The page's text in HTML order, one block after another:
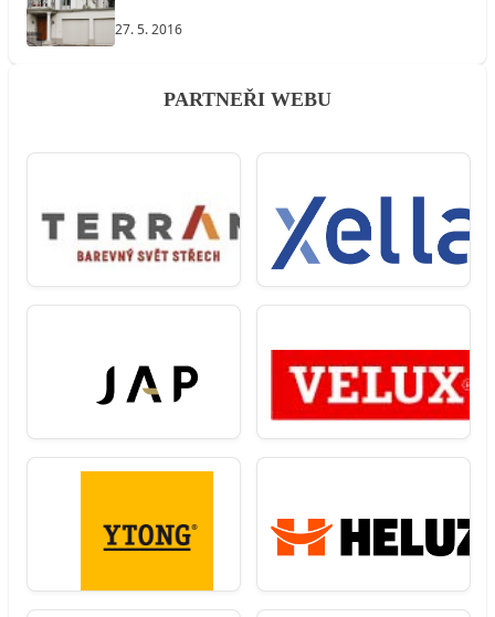
27. 5. 2016
PARTNEŘI WEBU